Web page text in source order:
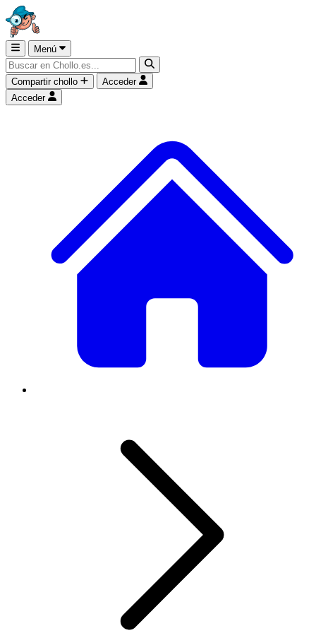
Menú
Compartir chollo
Acceder
Acceder